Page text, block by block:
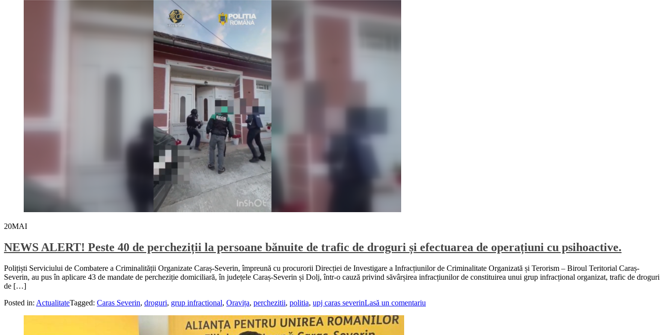
20MAI
NEWS ALERT! Peste 40 de percheziții la persoane bănuite de trafic de droguri și efectuarea de operațiuni cu psihoactive.
Polițiști Serviciului de Combatere a Criminalității Organizate Caraș-Severin, împreună cu procurorii Direcției de Investigare a Infracțiunilor de Criminalitate Organizată și Terorism – Biroul Teritorial Caraș-
Severin, au pus în aplicare 43 de mandate de percheziție domiciliară, în județele Caraș-Severin și Dolj, într-o cauză privind săvârșirea infracțiunilor de constituirea unui grup infracțional organizat, trafic de droguri
de […]
Posted in: ActualitateTagged: Caras Severin, droguri, grup infractional, Oravița, perchezitii, politia, upj caras severinLasă un comentariu